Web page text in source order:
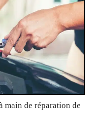
main de réparation de